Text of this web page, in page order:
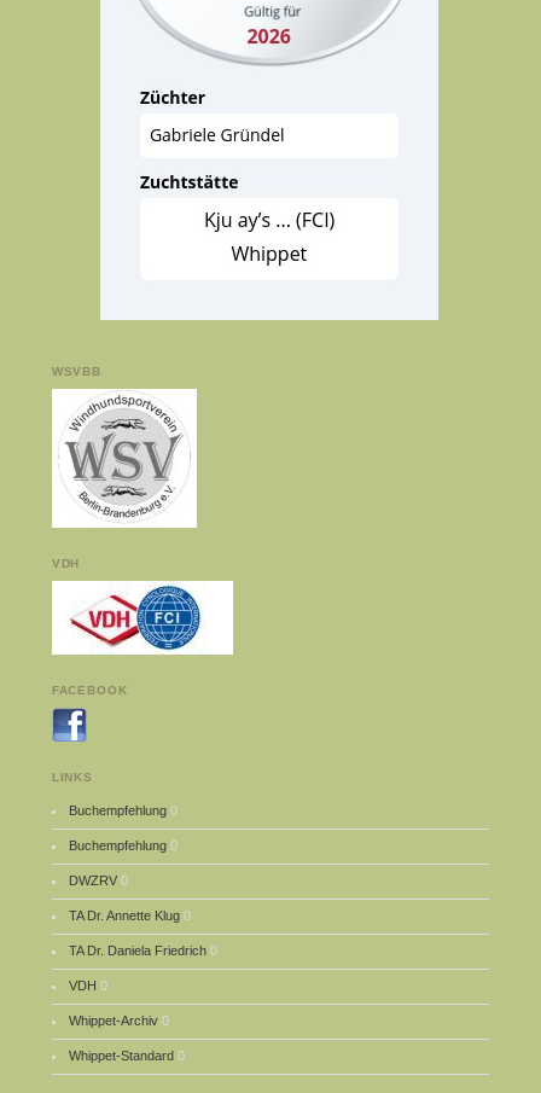
WSVBB
VDH
FACEBOOK
LINKS
Buchempfehlung 0
Buchempfehlung 0
DWZRV 0
TA Dr. Annette Klug 0
TA Dr. Daniela Friedrich 0
VDH 0
Whippet-Archiv 0
Whippet-Standard 0